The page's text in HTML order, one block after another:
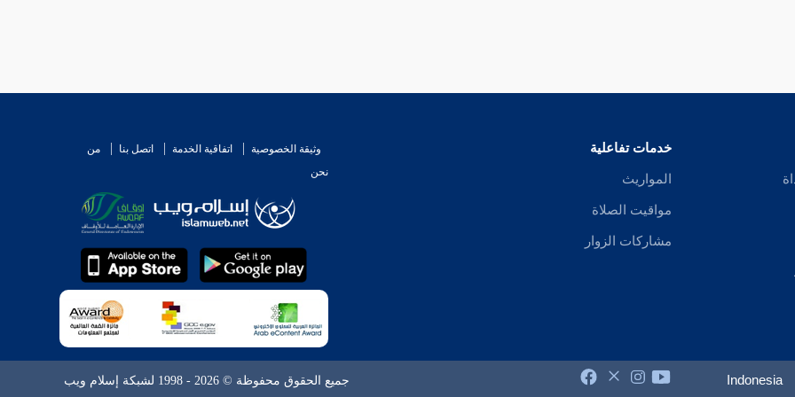
خدمات تفاعلية
المواريث
مواقيت الصلاة
مشاركات الزوار
وثيقة الخصوصية اتفاقية الخدمة اتصل بنا
من
نحن
Indonesia جميع الحقوق محفوظة © 2026 - 1998 لشبكة إسلام ويب